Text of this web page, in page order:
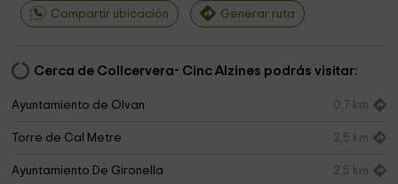
Compartir ubicación Generar ruta
Cerca de Collcervera- Cinc Alzines podrás visitar:
Ayuntamiento de Olvan 0,7 km
Torre de Cal Metre 2,5 km
Ayuntamiento De Gironella 2,5 km